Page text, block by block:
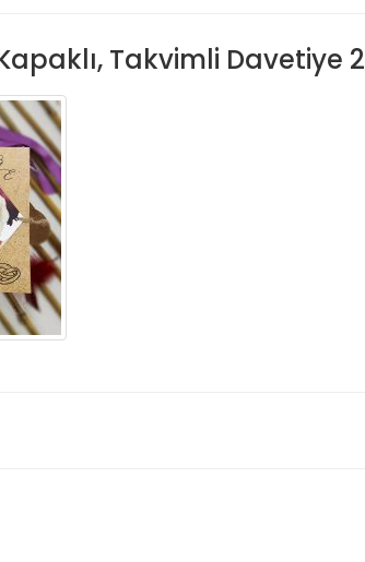
Takvimli Davetiye 2